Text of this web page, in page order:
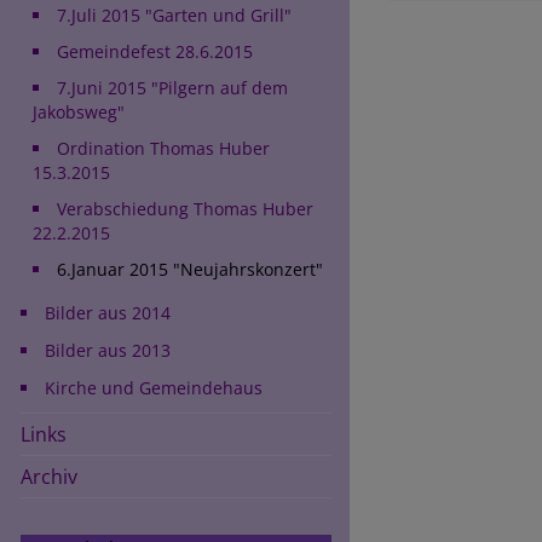
7.Juli 2015 "Garten und Grill"
Gemeindefest 28.6.2015
7.Juni 2015 "Pilgern auf dem
Jakobsweg"
Ordination Thomas Huber
15.3.2015
Verabschiedung Thomas Huber
22.2.2015
6.Januar 2015 "Neujahrskonzert"
Bilder aus 2014
Bilder aus 2013
Kirche und Gemeindehaus
Links
Archiv